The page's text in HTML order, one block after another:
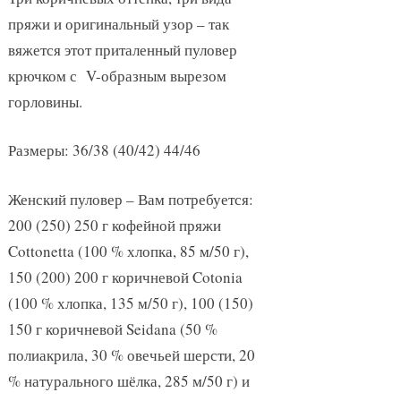
пряжи и оригинальный узор – так
вяжется этот приталенный пуловер
крючком с V-образным вырезом
горловины.
Размеры: 36/38 (40/42) 44/46
Женский пуловер – Вам потребуется:
200 (250) 250 г кофейной пряжи
Cottonetta (100 % хлопка, 85 м/50 г),
150 (200) 200 г коричневой Cotonia
(100 % хлопка, 135 м/50 г), 100 (150)
150 г коричневой Seidana (50 %
полиакрила, 30 % овечьей шерсти, 20
% натурального шёлка, 285 м/50 г) и